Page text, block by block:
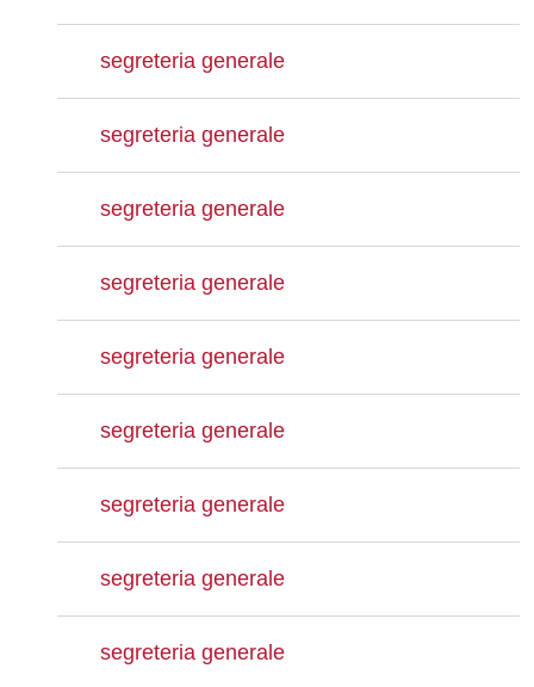
segreteria generale
segreteria generale
segreteria generale
segreteria generale
segreteria generale
segreteria generale
segreteria generale
segreteria generale
segreteria generale